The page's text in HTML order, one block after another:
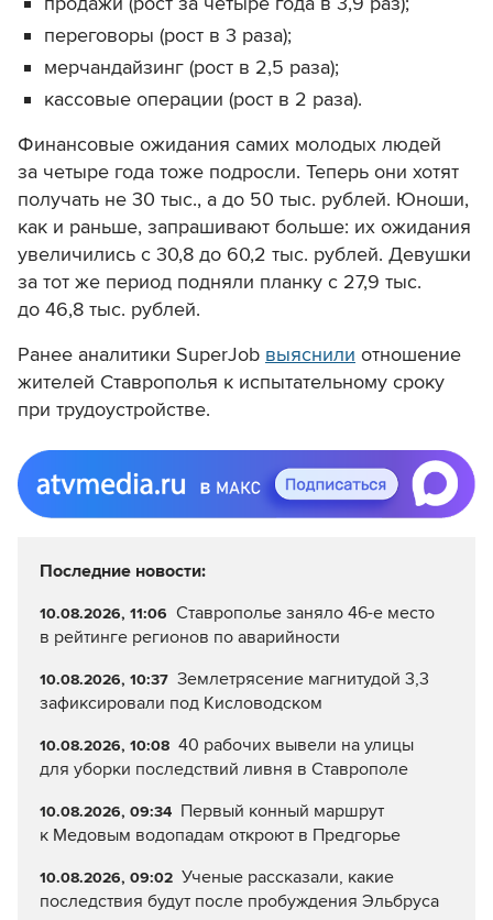
переговоры (рост в 3 раза);
мерчандайзинг (рост в 2,5 раза);
кассовые операции (рост в 2 раза).
Финансовые ожидания самих молодых людей
за четыре года тоже подросли. Теперь они хотят
получать не 30 тыс., а до 50 тыс. рублей. Юноши,
как и раньше, запрашивают больше: их ожидания
увеличились с 30,8 до 60,2 тыс. рублей. Девушки
за тот же период подняли планку с 27,9 тыс.
до 46,8 тыс. рублей.
Ранее аналитики SuperJob выяснили отношение
жителей Ставрополья к испытательному сроку
при трудоустройстве.
Последние новости:
10.08.2026, 11:06 Ставрополье заняло 46-е место
в рейтинге регионов по аварийности
10.08.2026, 10:37 Землетрясение магнитудой 3,3
зафиксировали под Кисловодском
10.08.2026, 10:08 40 рабочих вывели на улицы
для уборки последствий ливня в Ставрополе
10.08.2026, 09:34 Первый конный маршрут
к Медовым водопадам откроют в Предгорье
10.08.2026, 09:02 Ученые рассказали, какие
последствия будут после пробуждения Эльбруса